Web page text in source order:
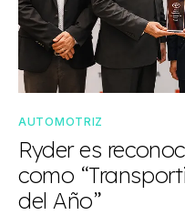
AUTOMOTRIZ
Ryder es
como
del Año”